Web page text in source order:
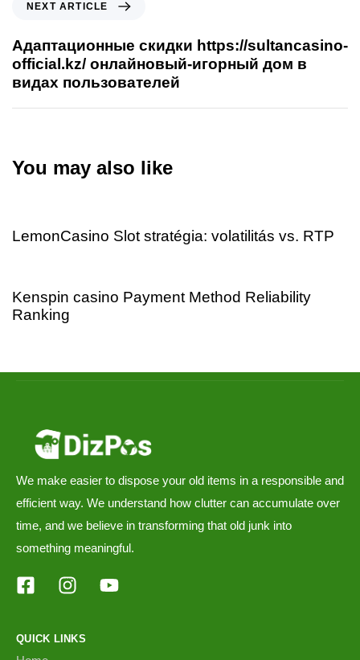
NEXT ARTICLE
Адаптационные скидки https://sultancasino-
official.kz/ онлайновый-игорный дом в
видах пользователей
You may also like
LemonCasino Slot stratégia: volatilitás vs. RTP
Kenspin casino Payment Method Reliability
Ranking
We make easier to dispose your old items in a responsible and
efficient way. We understand how clutter can accumulate over
time, and we believe in transforming that old junk into
something meaningful.
QUICK LINKS